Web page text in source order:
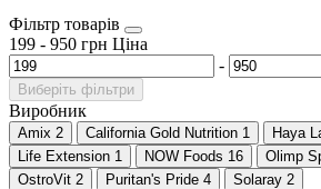
Фільтр товарів
199 - 950 грн Ціна
-
Виберіть фільтри
Виробник
Amix 2 California Gold Nutrition 1 Haya
Life Extension 1 NOW Foods 16 Olimp
OstroVit 2 Puritan's Pride 4 Solaray 2